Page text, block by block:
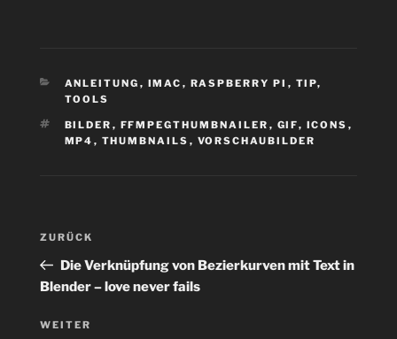
KATEGORIEN
ANLEITUNG , IMAC , RASPBERRY PI , TIP,
TOOLS
SCHLAGWÖRTER
BILDER , FFMPEGTHUMBNAILER , GIF, ICONS ,
MP4 , THUMBNAILS , VORSCHAUBILDER
Beitragsnavigation
Vorheriger
Beitrag
ZURÜCK
Die Verknüpfung von Bezierkurven mit Text in
Blender – love never fails
Nächster
WEITER